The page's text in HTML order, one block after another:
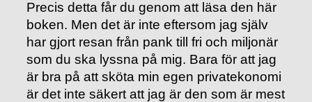
Precis detta får du genom att läsa den här
boken. Men det är inte eftersom jag själv
har gjort resan från pank till fri och miljonär
som du ska lyssna på mig. Bara för att jag
är bra på att sköta min egen privatekonomi
är det inte säkert att jag är den som är mest